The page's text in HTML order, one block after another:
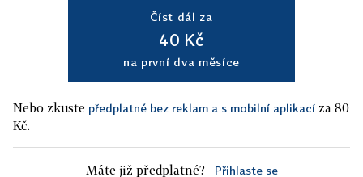
Číst dál za
40 Kč
na první dva měsíce
Nebo zkuste předplatné bez reklam a s mobilní aplikací za 80
Kč.
Máte již předplatné? Přihlaste se